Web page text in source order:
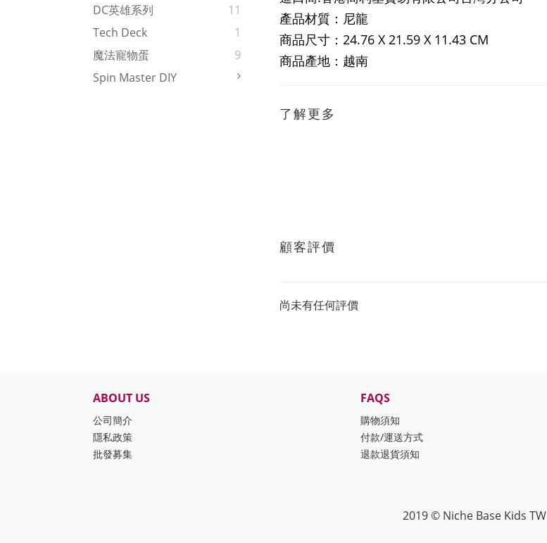
DC英雄系列
11
Tech Deck
1
魔法寵物蛋
9
Spin Master DIY
產品材質：尼龍
商品尺寸：24.76 X 21.59 X 11.43 CM
商品產地：越南
了解更多
顧客評價
尚未有任何評價
ABOUT US
公司簡介
隱私政策
批發募集
FAQS
購物須知
付款/運送方式
退款退貨須知
2019 © Niche Base Kids TW